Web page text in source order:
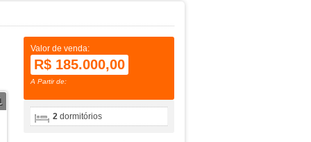
Valor de venda:
R$ 185.000,00
A Partir de:
2 dormitórios